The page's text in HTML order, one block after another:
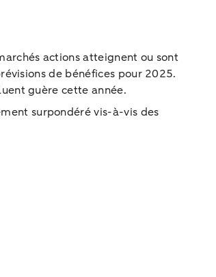
actions atteignent ou sont
de bénéfices pour 2025.
guère cette année.
surpondéré vis-à-vis des